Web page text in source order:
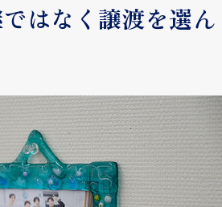
はなく譲渡を選ん